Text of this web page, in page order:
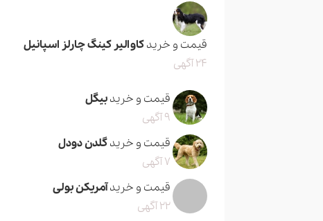
قیمت و خریدکاوالیر کینگ چارلز اسپانیل
24 آگهی
قیمت و خریدبیگل
9 آگهی
قیمت و خریدگلدن دودل
7 آگهی
قیمت و خریدآمریکن بولی
22 آگهی